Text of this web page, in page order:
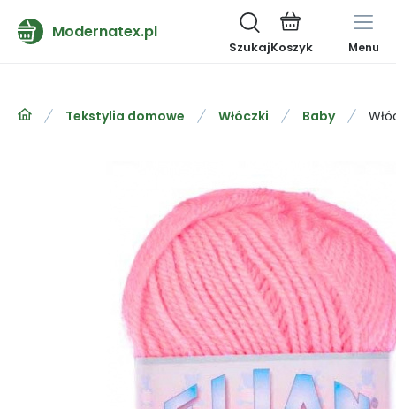
Modernatex.pl
Szukaj Menu
Tekstylia domowe Włóczki Baby